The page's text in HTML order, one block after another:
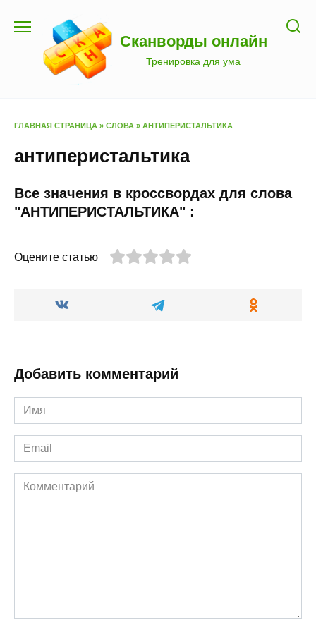
содержанию
Сканворды онлайн
Тренировка для ума
ГЛАВНАЯ СТРАНИЦА » СЛОВА » АНТИПЕРИСТАЛЬТИКА
антиперистальтика
Все значения в кроссвордах для слова
"АНТИПЕРИСТАЛЬТИКА" :
Оцените статью
Добавить комментарий
Имя
*
Email
*
Комментарий